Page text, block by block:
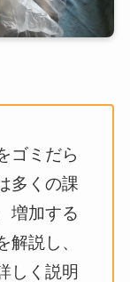
ゴミだら
多くの課
増加する
説し、
しく説明